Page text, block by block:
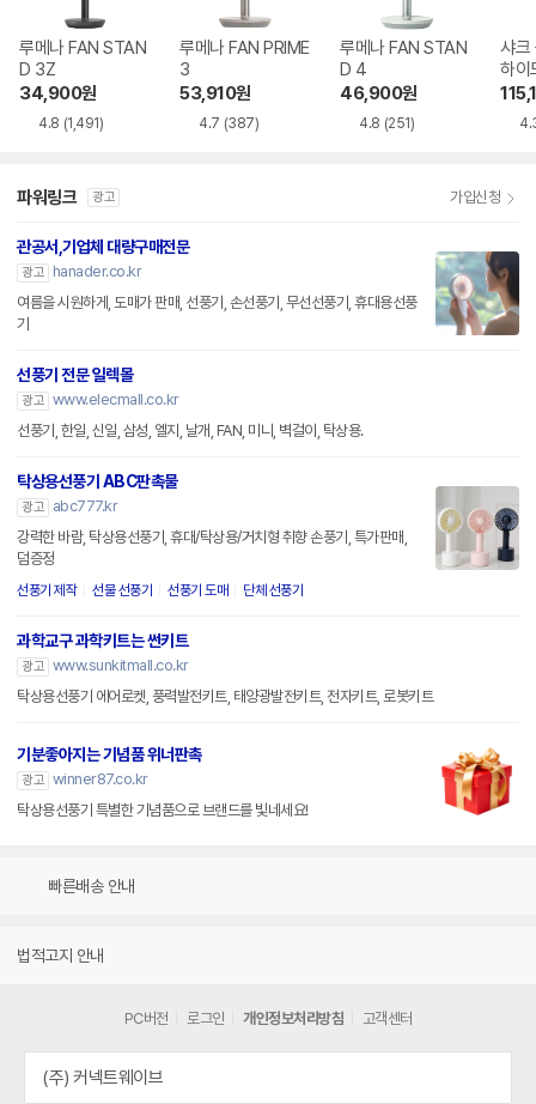
루메나 FAN STAN
D 3Z
34,900원
4.8 (1,491)
루메나 FAN PRIME
3
53,910원
4.7 (387)
루메나 FAN STAN
D 4
46,900원
4.8 (251)
샤크
하이
KR
파워링크 광고 가입신청
관공서,기업체 대량구매전문
광고
hanader.co.kr
여름을 시원하게, 도매가 판매, 선풍기, 손선풍기, 무선선풍기, 휴대용선풍
기
선풍기 전문 일렉몰
광고 www.elecmall.co.kr
선풍기, 한일, 신일, 삼성, 엘지, 날개, FAN, 미니, 벽걸이, 탁상용.
탁상용선풍기 ABC판촉물
광고
abc777.kr
강력한 바람, 탁상용선풍기, 휴대/탁상용/거치형 취향 손풍기, 특가판매,
덤증정
선풍기 제작 선물 선풍기 선풍기 도매 단체 선풍기
과학교구 과학키트는 썬키트
광고 www.sunkitmall.co.kr
탁상용선풍기 에어로켓, 풍력발전키트, 태양광발전키트, 전자키트, 로봇키트
기분좋아지는 기념품 위너판촉
광고 winner87.co.kr
탁상용선풍기 특별한 기념품으로 브랜드를 빛네세요!
빠른배송 안내
법적고지 안내
PC버전 로그인 개인정보처리방침 고객센터
(주) 커넥트웨이브